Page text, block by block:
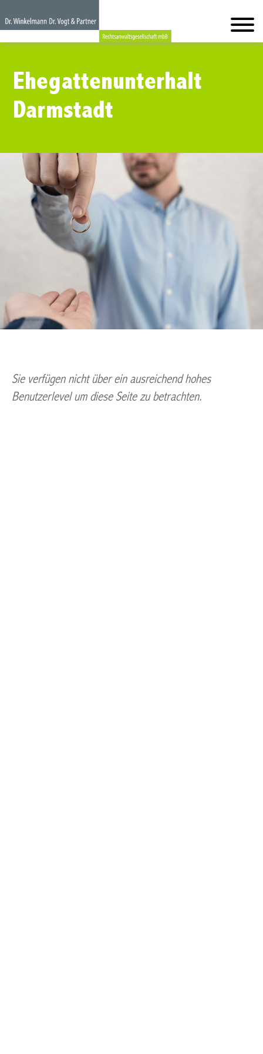
Ehegattenunterhalt
Darmstadt
Sie verfügen nicht über ein ausreichend hohes
Benutzerlevel um diese Seite zu betrachten.